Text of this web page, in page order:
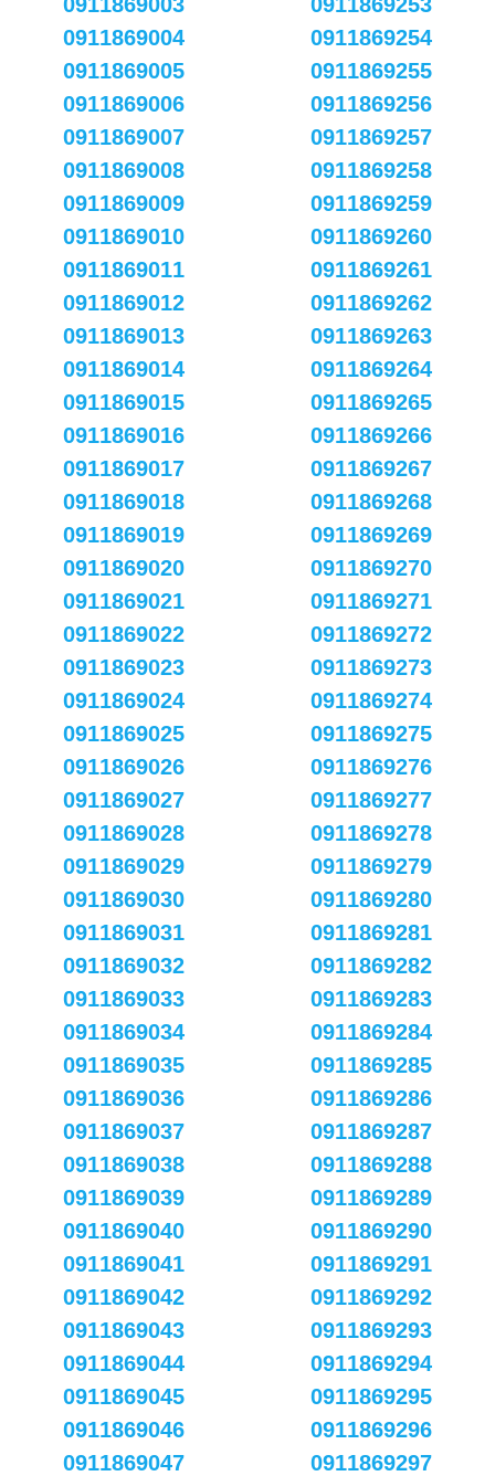
0911869004
0911869005
0911869006
0911869007
0911869008
0911869009
0911869010
0911869011
0911869012
0911869013
0911869014
0911869015
0911869016
0911869017
0911869018
0911869019
0911869020
0911869021
0911869022
0911869023
0911869024
0911869025
0911869026
0911869027
0911869028
0911869029
0911869030
0911869031
0911869032
0911869033
0911869034
0911869035
0911869036
0911869037
0911869038
0911869039
0911869040
0911869041
0911869042
0911869043
0911869044
0911869045
0911869046
0911869047
0911869254
0911869255
0911869256
0911869257
0911869258
0911869259
0911869260
0911869261
0911869262
0911869263
0911869264
0911869265
0911869266
0911869267
0911869268
0911869269
0911869270
0911869271
0911869272
0911869273
0911869274
0911869275
0911869276
0911869277
0911869278
0911869279
0911869280
0911869281
0911869282
0911869283
0911869284
0911869285
0911869286
0911869287
0911869288
0911869289
0911869290
0911869291
0911869292
0911869293
0911869294
0911869295
0911869296
0911869297